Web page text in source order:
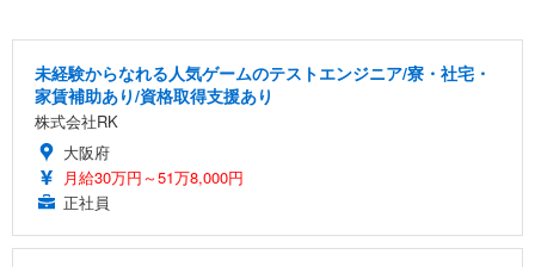
未経験からなれる人気ゲームのテストエンジニア/寮・社宅・
家賃補助あり/資格取得支援あり
株式会社RK
大阪府
月給30万円～51万8,000円
正社員